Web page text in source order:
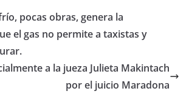
l p
ar
r
pocas obras, genera la
el gas no permite a taxistas y
a la jueza Julieta Makintach
por el juicio Maradona